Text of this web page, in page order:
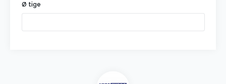
Ø tige